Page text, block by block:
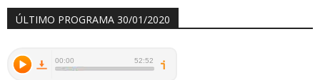
ÚLTIMO PROGRAMA 30/01/2020